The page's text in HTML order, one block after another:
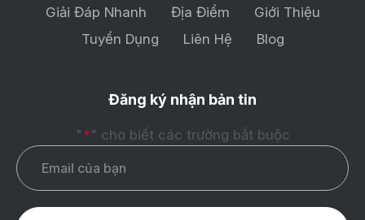
Giải Đáp Nhanh
Địa Điểm
Giới Thiệu
Tuyển Dụng
Liên Hệ Blog
Đăng ký nhận bản tin
" *" cho biết các trường bắt buộc
Email*